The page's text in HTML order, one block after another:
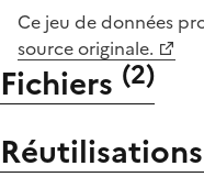
Ce jeu de données
source originale.
Fichiers (2)